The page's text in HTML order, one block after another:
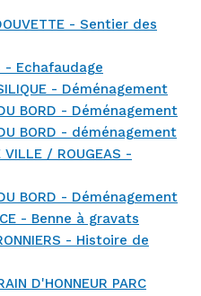
- Sentier des
- Echafaudage
- Déménagement
BORD - Déménagement
BORD - déménagement
/ ROUGEAS -
BORD - Déménagement
- Benne à gravats
- Histoire de
D'HONNEUR PARC